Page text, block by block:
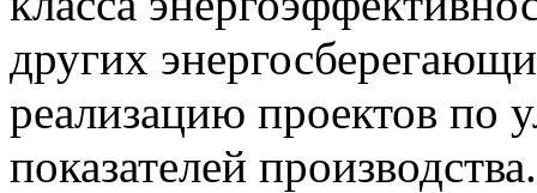
других
реализацию проектов по
показателей производства.